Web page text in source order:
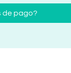
de pago?